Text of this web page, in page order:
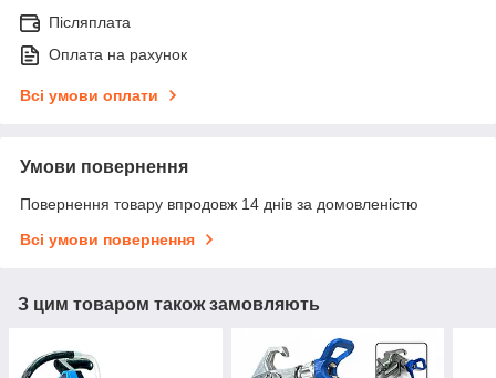
Післяплата
Оплата на рахунок
Всі умови оплати
Умови повернення
Повернення товару впродовж 14 днів за домовленістю
Всі умови повернення
З цим товаром також замовляють